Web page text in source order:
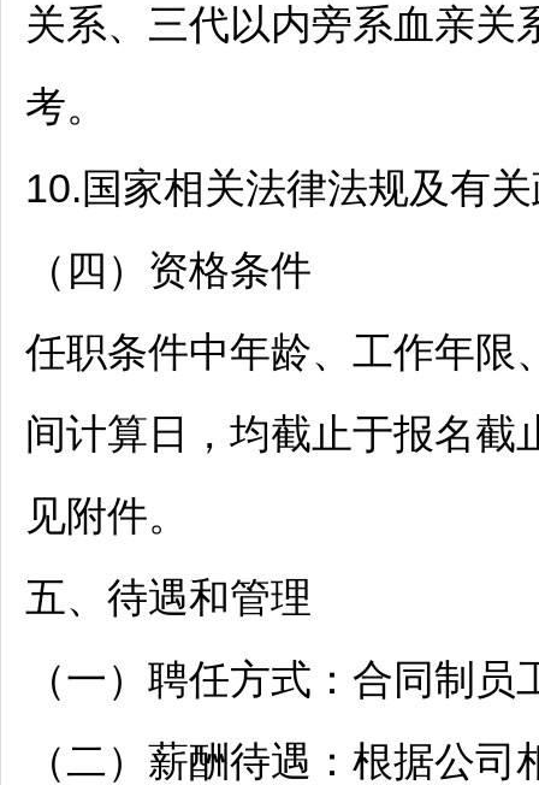
关系、三代以内旁系血亲关
考。
10.国家相关法律法规及有
（四）资格条件
任职条件中年龄、工作年限
间计算日，均截止于报名截
见附件。
五、待遇和管理
（一）聘任方式：合同制员
（二）薪酬待遇：根据公